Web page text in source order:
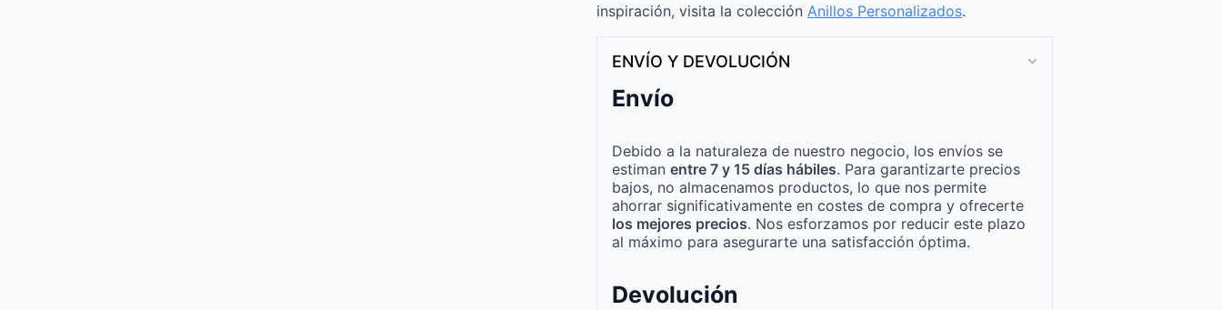
inspiración, visita la colección Anillos Personalizados.
ENVÍO Y DEVOLUCIÓN
Envío
Debido a la naturaleza de nuestro negocio, los envíos se
estiman entre 7 y 15 días hábiles. Para garantizarte precios
bajos, no almacenamos productos, lo que nos permite
ahorrar significativamente en costes de compra y ofrecerte
los mejores precios. Nos esforzamos por reducir este plazo
al máximo para asegurarte una satisfacción óptima.
Devolución